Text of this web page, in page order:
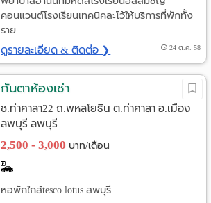
คอนแวนต์โรงเรียนเทคนิคละโว้ให้บริการที่พักทั้ง
ราย...
ดูรายละเอียด & ติดต่อ ❯ 24 ต.ค. 58
กันตาห้องเช่า
ซ.ท่าศาลา22 ถ.พหลโยธิน ต.ท่าศาลา อ.เมือง
ลพบุรี ลพบุรี
2,500 - 3,000 บาท/เดือน
หอพักใกล้tesco lotus ลพบุรี...